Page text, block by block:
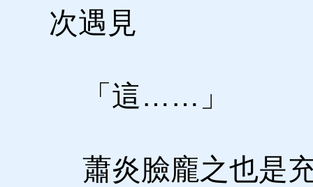
次遇見
「這……」
蕭炎臉龐之也是